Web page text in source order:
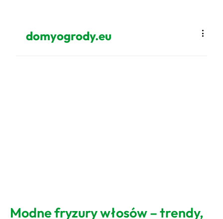
domyogrody.eu
Modne fryzury włosów – trendy,